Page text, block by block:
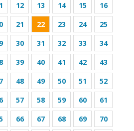
12 13 14 15
16
21 22 23 24
25
30 31 32 33
34
39 40 41 42
43
48 49 50 51
52
57 58 59 60
61
66 67 68 69
70